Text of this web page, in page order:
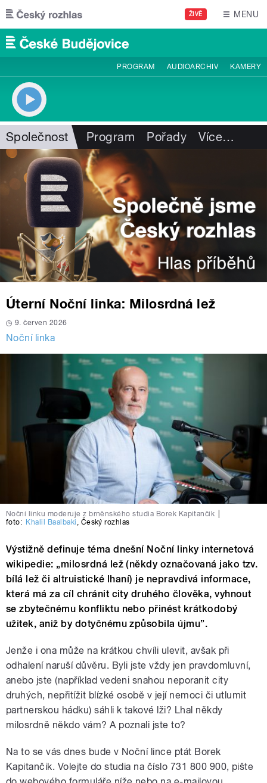
Přejít k hlavnímu obsahu
ŽIVĚ MENU
PROGRAM AUDIOARCHIV KAMERY
Společnost Program Pořady Více…
Úterní Noční linka: Milosrdná lež
9. červen 2026
Noční linka
Noční linku moderuje z brněnského studia Borek Kapitančik
foto: Khalil Baalbaki , Český rozhlas
Výstižně definuje téma dnešní Noční linky internetová
wikipedie: „milosrdná lež (někdy označovaná jako tzv.
bílá lež či altruistické lhaní) je nepravdivá informace,
která má za cíl chránit city druhého člověka, vyhnout
se zbytečnému konfliktu nebo přinést krátkodobý
užitek, aniž by dotyčnému způsobila újmu”.
Jenže i ona může na krátkou chvíli ulevit, avšak při
odhalení naruší důvěru. Byli jste vždy jen pravdomluvní,
anebo jste (například vedeni snahou neporanit city
druhých, nepřitížit blízké osobě v její nemoci či utlumit
partnerskou hádku) sáhli k takové lži? Lhal někdy
milosrdně někdo vám? A poznali jste to?
Na to se vás dnes bude v Noční lince ptát Borek
Kapitančik. Volejte do studia na číslo 731 800 900, pište